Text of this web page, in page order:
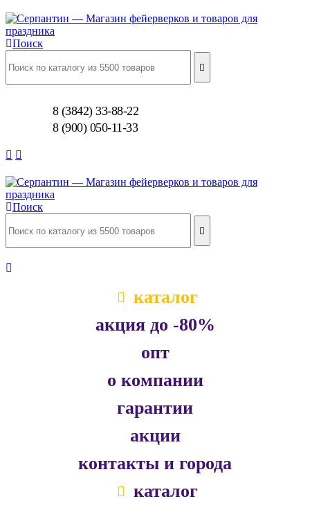
Поиск
8 (3842) 33-88-22
8 (900) 050-11-33
Поиск
каталог
акция до -80%
опт
о компании
гарантии
акции
контакты и города
каталог